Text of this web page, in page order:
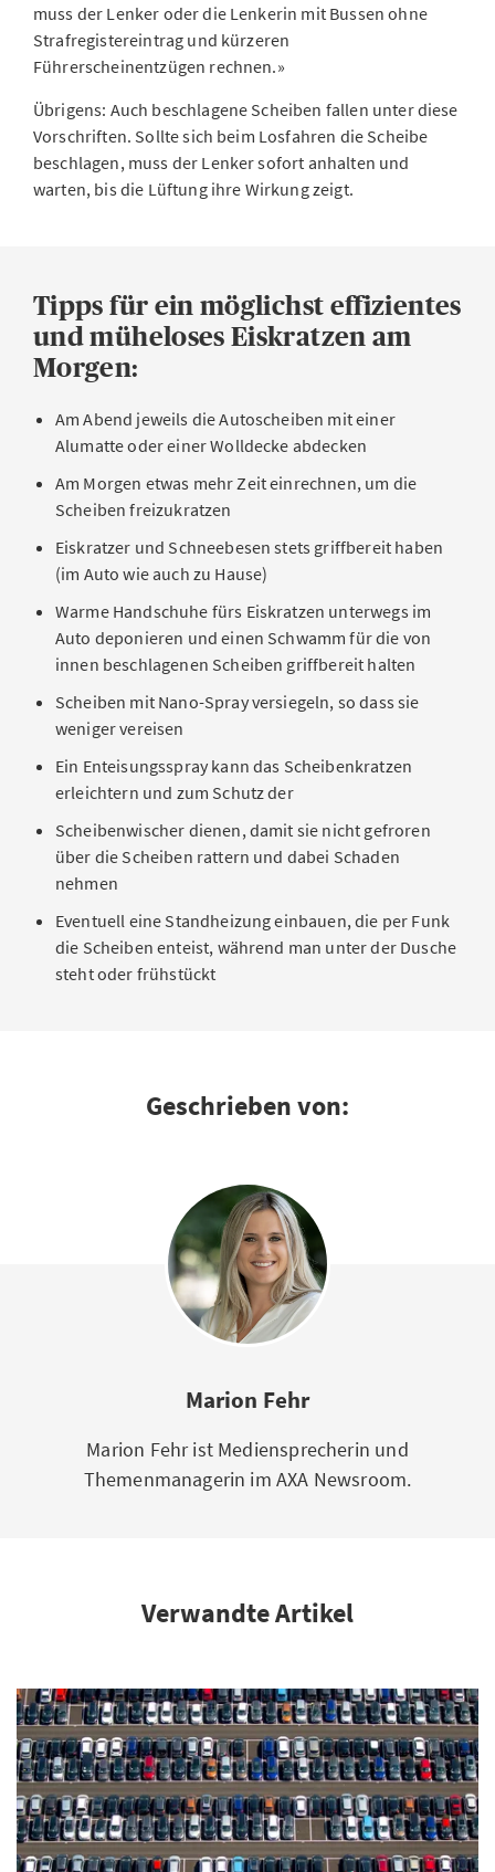
muss der Lenker oder die Lenkerin mit Bussen ohne
Strafregistereintrag und kürzeren
Führerscheinentzügen rechnen.»
Übrigens: Auch beschlagene Scheiben fallen unter diese
Vorschriften. Sollte sich beim Losfahren die Scheibe
beschlagen, muss der Lenker sofort anhalten und
warten, bis die Lüftung ihre Wirkung zeigt.
Tipps für ein möglichst effizientes
und müheloses Eiskratzen am
Morgen:
Am Abend jeweils die Autoscheiben mit einer
Alumatte oder einer Wolldecke abdecken
Am Morgen etwas mehr Zeit einrechnen, um die
Scheiben freizukratzen
Eiskratzer und Schneebesen stets griffbereit haben
(im Auto wie auch zu Hause)
Warme Handschuhe fürs Eiskratzen unterwegs im
Auto deponieren und einen Schwamm für die von
innen beschlagenen Scheiben griffbereit halten
Scheiben mit Nano-Spray versiegeln, so dass sie
weniger vereisen
Ein Enteisungsspray kann das Scheibenkratzen
erleichtern und zum Schutz der
Scheibenwischer dienen, damit sie nicht gefroren
über die Scheiben rattern und dabei Schaden
nehmen
Eventuell eine Standheizung einbauen, die per Funk
die Scheiben enteist, während man unter der Dusche
steht oder frühstückt
Geschrieben von:
Marion Fehr
Marion Fehr ist Mediensprecherin und
Themenmanagerin im AXA Newsroom.
Verwandte Artikel